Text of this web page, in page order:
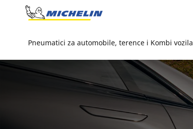
Go to page content
Pneumatici za automobile, terence i Kombi vozila